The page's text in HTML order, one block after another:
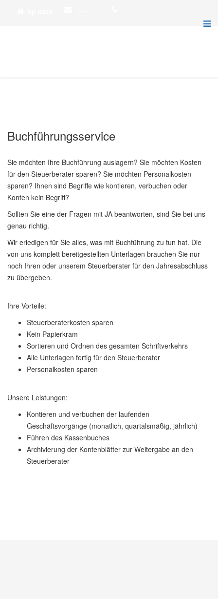
Buchführungsservice
Sie möchten Ihre Buchführung auslagern? Sie möchten Kosten
für den Steuerberater sparen? Sie möchten Personalkosten
sparen? Ihnen sind Begriffe wie kontieren, verbuchen oder
Konten kein Begriff?
Sollten Sie eine der Fragen mit JA beantworten, sind Sie bei uns
genau richtig.
Wir erledigen für Sie alles, was mit Buchführung zu tun hat. Die
von uns komplett bereitgestellten Unterlagen brauchen Sie nur
noch Ihren oder unserem Steuerberater für den Jahresabschluss
zu übergeben.
Ihre Vorteile:
Steuerberaterkosten sparen
Kein Papierkram
Sortieren und Ordnen des gesamten Schriftverkehrs
Alle Unterlagen fertig für den Steuerberater
Personalkosten sparen
Unsere Leistungen:
Kontieren und verbuchen der laufenden
Geschäftsvorgänge (monatlich, quartalsmäßig, jährlich)
Führen des Kassenbuches
Archivierung der Kontenblätter zur Weitergabe an den
Steuerberater